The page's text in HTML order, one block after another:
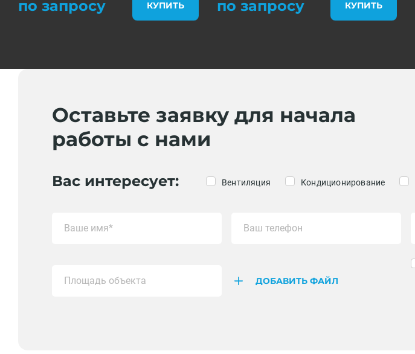
по запросу КУПИТЬ по запросу КУПИТЬ
Оставьте заявку для начала
работы с нами
Вас интересует: Вентиляция Кондиционирование
ДОБАВИТЬ ФАЙЛ